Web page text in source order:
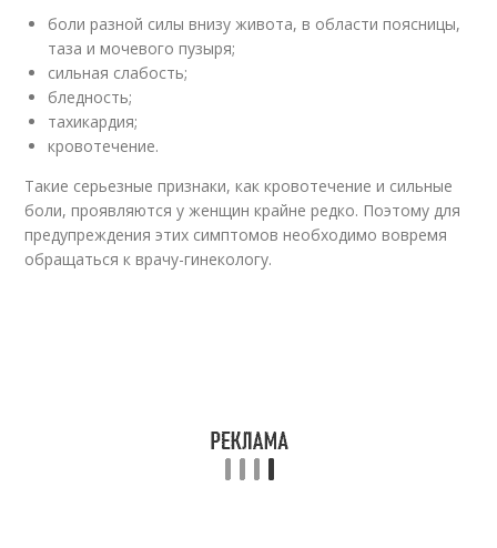
боли разной силы внизу живота, в области поясницы,
таза и мочевого пузыря;
сильная слабость;
бледность;
тахикардия;
кровотечение.
Такие серьезные признаки, как кровотечение и сильные
боли, проявляются у женщин крайне редко. Поэтому для
предупреждения этих симптомов необходимо вовремя
обращаться к врачу-гинекологу.